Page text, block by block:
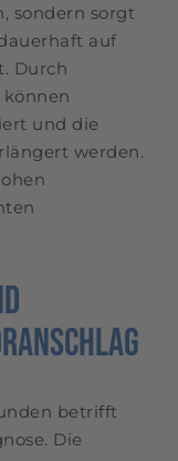
sondern sorgt
auf
Durch
und die
werden.
betrifft
Die